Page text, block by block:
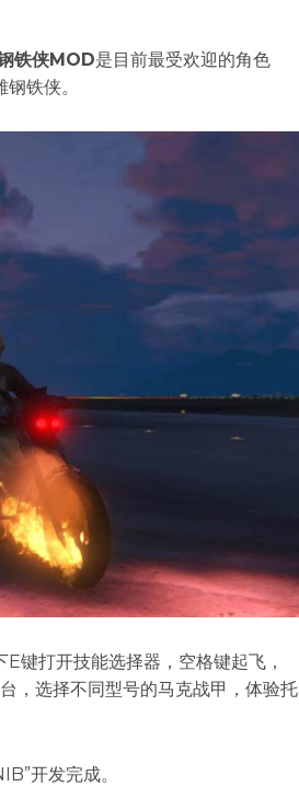
铁侠MOD是目前最受欢迎的角色
铁侠。
E键打开技能选择器，空格键起飞，
，选择不同型号的马克战甲，体验托
开发完成。